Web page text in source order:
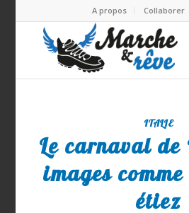
A propos Collaborer
ITALIE
Le carnaval de
images
étiez